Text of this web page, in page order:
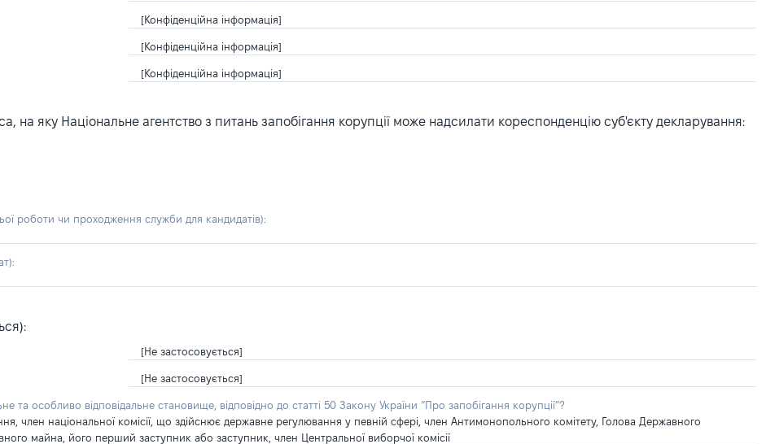
[Конфіденційна інформація]
[Конфіденційна інформація]
[Конфіденційна інформація]
яку Національне агентство з питань запобігання корупції може надсилати кореспонденцію суб'єкту декларування:
роботи чи проходження служби для кандидатів):
:
[Не застосовується]
[Не застосовується]
та особливо відповідальне становище, відповідно до статті 50 Закону України “Про запобігання корупції”?
член національної комісії, що здійснює державне регулювання у певній сфері, член Антимонопольного комітету, Голова Державного
майна, його перший заступник або заступник, член Центральної виборчої комісії